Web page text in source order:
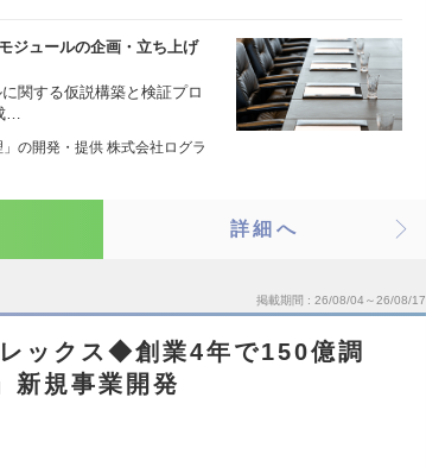
ジュールの企画・立ち上げ
関する仮説構築と検証プロ
…
の開発・提供 株式会社ログラ
詳細へ
掲載期間 26/08/04～26/08/17
ックス◆創業4年で150億調
新規事業開発